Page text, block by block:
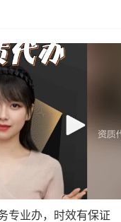
专业办，时效有保证